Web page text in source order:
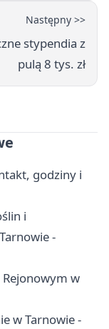
Następny >>
stypendia z
pulą 8 tys. zł
godziny i
i
-
w
w Tarnowie -